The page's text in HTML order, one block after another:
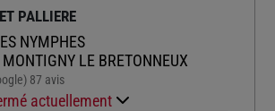
PALLIERE
NYMPHES
LE BRETONNEUX
de 4.5 sur 587 avis
actuellement